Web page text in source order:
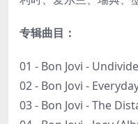
专辑曲目：
01 - Bon Jovi -
02 - Bon Jovi -
03 - Bon Jovi - The